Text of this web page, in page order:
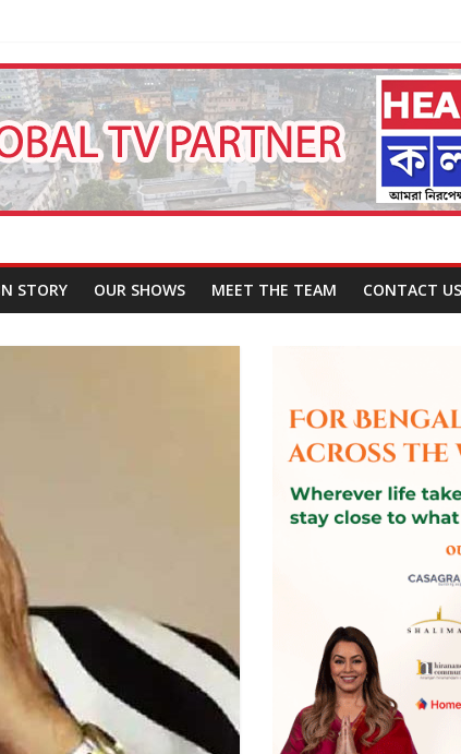
Justice
STORY OUR SHOWS MEET THE TEAM CONTACT US